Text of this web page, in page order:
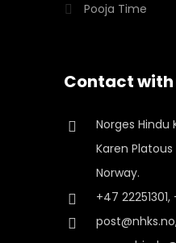
Pooja Time
Contact with
Norges Hindu
Karen
Norway.
+47